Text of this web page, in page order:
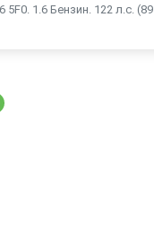
1.6 Бензин. 122 л.с. (89